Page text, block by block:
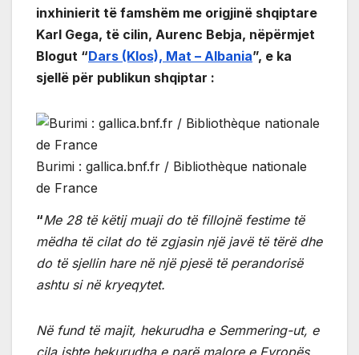
inxhinierit të famshëm me origjinë shqiptare
Karl Gega, të cilin, Aurenc Bebja, nëpërmjet
Blogut “Dars (Klos), Mat – Albania”, e ka
sjellë për publikun shqiptar :
Burimi : gallica.bnf.fr / Bibliothèque nationale
de France
“Me 28 të këtij muaji do të fillojnë festime të
mëdha të cilat do të zgjasin një javë të tërë dhe
do të sjellin hare në një pjesë të perandorisë
ashtu si në kryeqytet.
Në fund të majit, hekurudha e Semmering-ut, e
cila ishte hekurudha e parë malore e Evropës,